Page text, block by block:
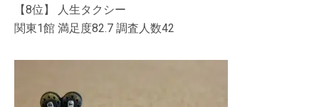
【8位】 人生タクシー
関東1館 満足度82.7 調査人数42